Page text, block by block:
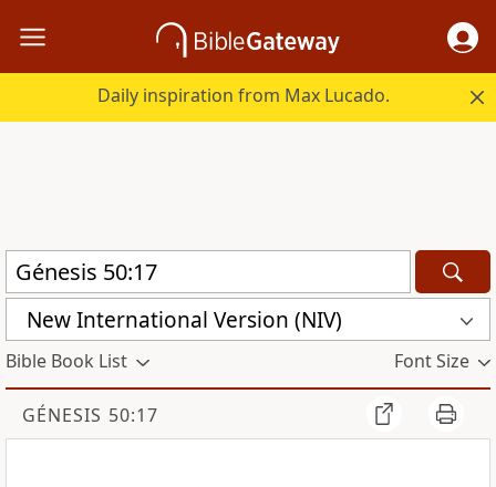
Daily inspiration from Max Lucado.
New International Version (NIV)
Bible Book List Font Size
GÉNESIS 50:17